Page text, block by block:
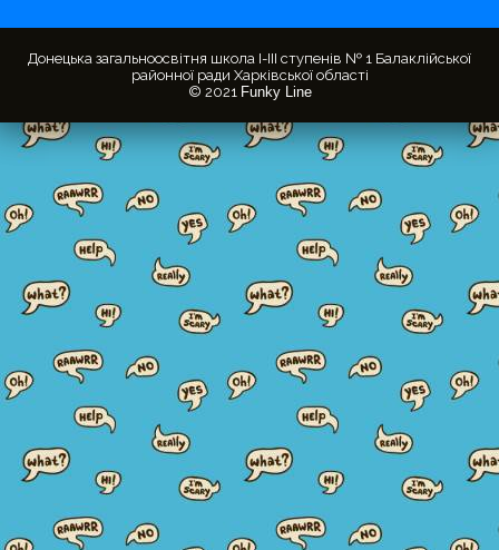
Донецька загальноосвітня школа І-ІІІ ступенів № 1 Балаклійської
районної ради Харківської області
© 2021 Funky Line